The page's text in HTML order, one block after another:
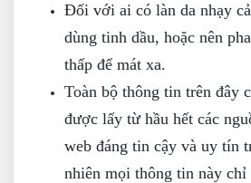
Đối với ai có làn da nhạy
dùng tinh dầu, hoặc nên
thấp để mát xa.
Toàn bộ thông tin trên đây
được lấy từ hầu hết các
web đáng tin cậy và uy tín
nhiên mọi thông tin này chỉ